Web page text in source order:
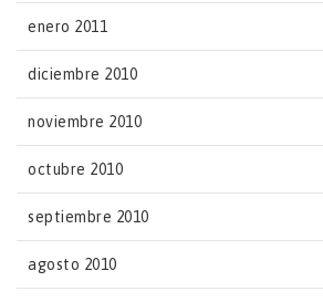
enero 2011
diciembre 2010
noviembre 2010
octubre 2010
septiembre 2010
agosto 2010